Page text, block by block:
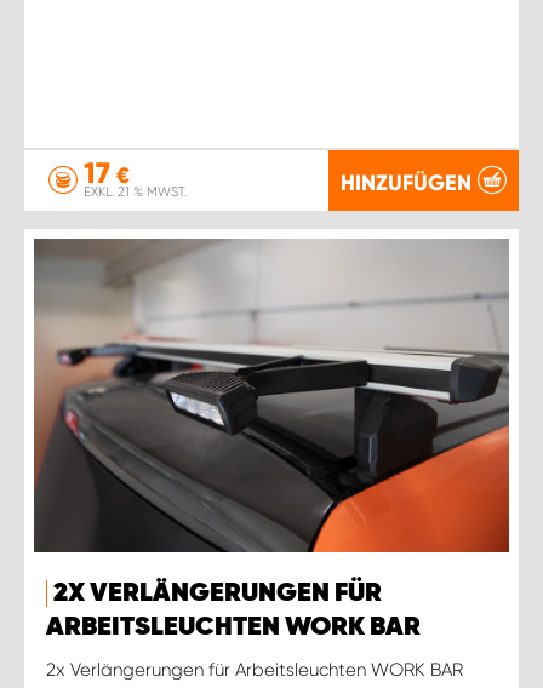
17 €
EXKL. 21 % MWST. HINZUFÜGEN
2X VERLÄNGERUNGEN FÜR
ARBEITSLEUCHTEN WORK BAR
2x Verlängerungen für Arbeitsleuchten WORK BAR